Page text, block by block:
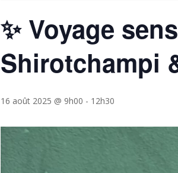
✨ Voyage
Shirotchampi
16 août 2025 @ 9h00 - 12h30